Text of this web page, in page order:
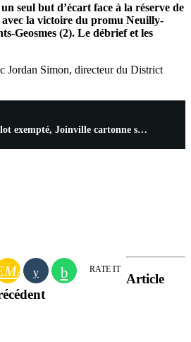
seul but d’écart face à la réserve de
la victoire du promu Neuilly-
Geosmes (2). Le débrief et les
Jordan Simon, directeur du District
D1 J7 : Andelot exempté, Joinville cartonne sur le podium et Bologne enchaîne aussi en frissonnant
RATE IT
Article